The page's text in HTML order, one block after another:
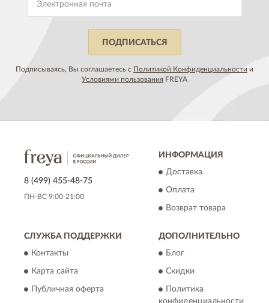
ПОДПИСАТЬСЯ
Подписываясь, Вы соглашаетесь с Политикой Конфиденциальности и
Условиями пользования FREYA
8 (499) 455-48-75
ПН-ВС 9:00-21:00
ИНФОРМАЦИЯ
Доставка
Оплата
Возврат товара
СЛУЖБА ПОДДЕРЖКИ
Контакты
Карта сайта
Публичная оферта
ДОПОЛНИТЕЛЬНО
Блог
Скидки
Политика